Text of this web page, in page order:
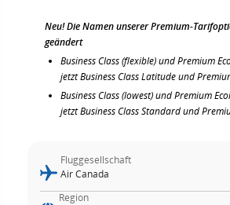
Neu! Die Namen unserer Premium-
geändert
Business Class (flexible) und Premium
jetzt Business Class Latitude und
Business Class (lowest) und Premium
jetzt Business Class Standard und
Fluggesellschaft
Region